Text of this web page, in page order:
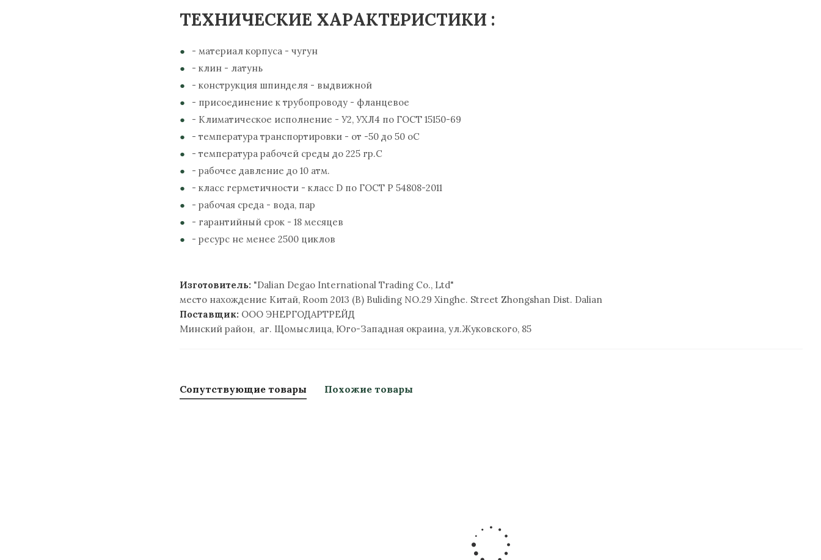
ТЕХНИЧЕСКИЕ ХАРАКТЕРИСТИКИ :
- материал корпуса - чугун
- клин - латунь
- конструкция шпинделя - выдвижной
- присоединение к трубопроводу - фланцевое
- Климатическое исполнение - У2, УХЛ4 по ГОСТ 15150-69
- температура транспортировки - от -50 до 50 oC
- температура рабочей среды до 225 гр.С
- рабочее давление до 10 атм.
- класс герметичности - класс D по ГОСТ P 54808-2011
- рабочая среда - вода, пар
- гарантийный срок - 18 месяцев
- ресурс не менее 2500 циклов
Изготовитель: "Dalian Degao International Trading Co., Ltd"
место нахождение Китай, Room 2013 (B) Buliding NO.29 Xinghe. Street Zhongshan Dist. Dalian
Поставщик: ООО ЭНЕРГОДАРТРЕЙД
Минский район, аг. Щомыслица, Юго-Западная окраина, ул.Жуковского, 85
Сопутствующие товары Похожие товары
Фланец стальной плоский